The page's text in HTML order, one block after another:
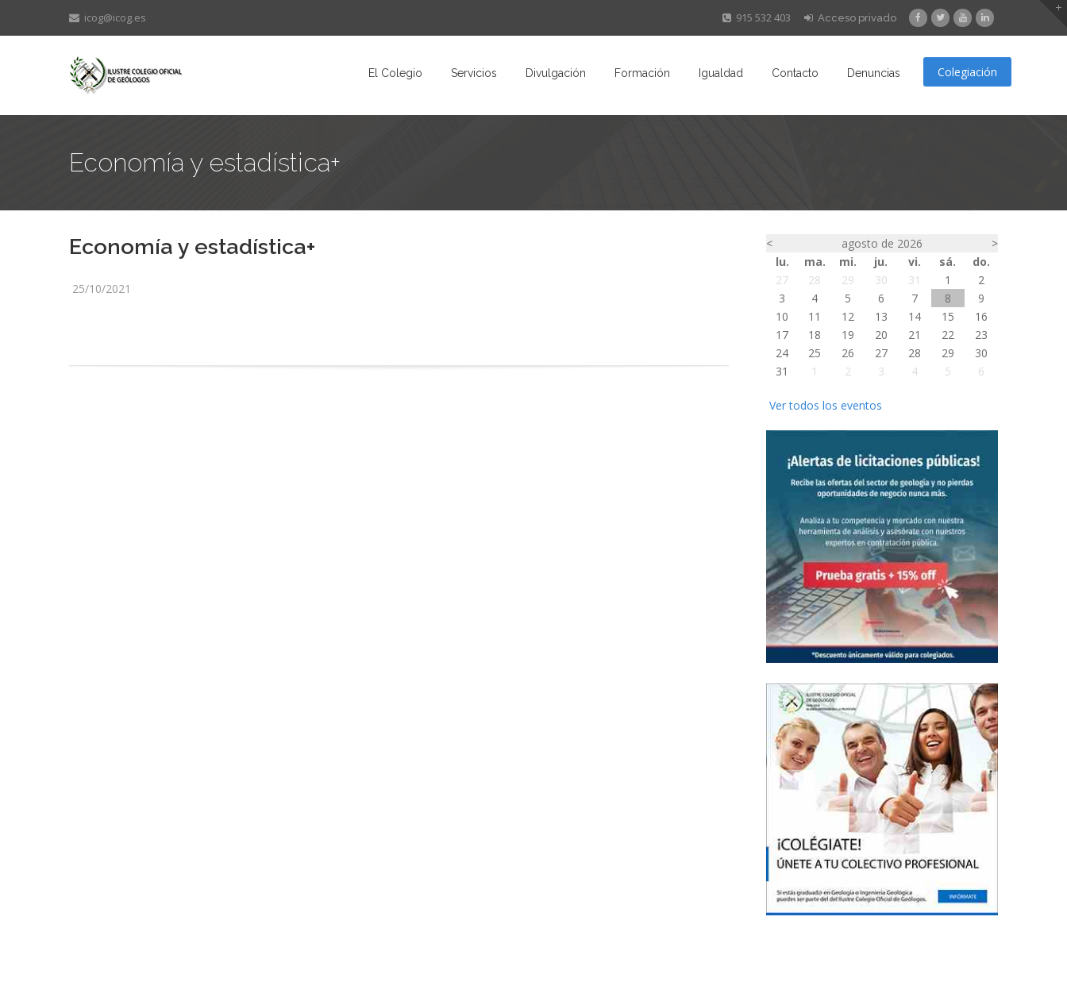
icog@icog.es 915 532 403 Acceso privado
El Colegio Servicios Divulgación Formación Igualdad Contacto Denuncias Colegiación
Economía y estadística+
Economía y estadística+
25/10/2021
< agosto de 2026
>
lu.
ma. mi. ju. vi. sá.
do.
27
28 29 30 31 1
2
3
4 5 6 7 8
9
10
11 12 13 14 15
16
17
18 19 20 21 22
23
24
25 26 27 28 29
30
31
1 2 3 4 5 6
Ver todos los eventos